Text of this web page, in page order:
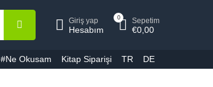
Giriş yap
Hesabım
0 Sepetim
€0,00
#Ne Okusam Kitap Siparişi TR DE
Kapat
Kapat